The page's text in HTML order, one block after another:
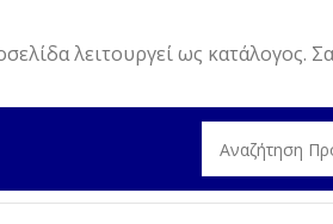
λειτουργεί ως κατάλογος.
ΗΜΙΚΥΚΛΙΚΗ ΜΕ ΕΞΑΕΡΩΣΗ